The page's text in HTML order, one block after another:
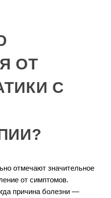
ОТ
С
отмечают значительное
от симптомов.
причина болезни —